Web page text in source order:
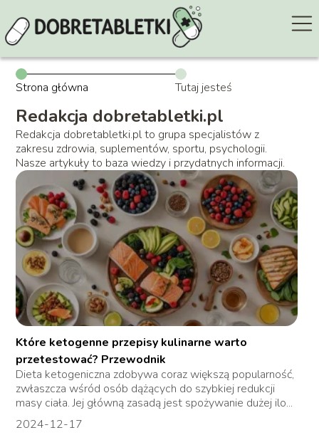
Strona główna Tutaj jesteś
Redakcja dobretabletki.pl
Redakcja dobretabletki.pl to grupa specjalistów z
zakresu zdrowia, suplementów, sportu, psychologii.
Nasze artykuły to baza wiedzy i przydatnych informacji.
Które ketogenne przepisy kulinarne warto
przetestować? Przewodnik
Dieta ketogeniczna zdobywa coraz większą popularność,
zwłaszcza wśród osób dążących do szybkiej redukcji
masy ciała. Jej główną zasadą jest spożywanie dużej ilo...
2024-12-17